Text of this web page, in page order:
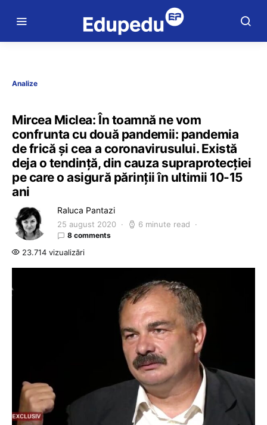
Analize
Mircea Miclea: În toamnă ne vom
confrunta cu două pandemii: pandemia
de frică și cea a coronavirusului. Există
deja o tendință, din cauza supraprotecției
pe care o asigură părinții în ultimii 10-15
ani
Raluca Pantazi
25 august 2020 6 minute read
8 comments
23.714 vizualizări